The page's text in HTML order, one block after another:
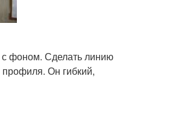
с фоном. Сделать линию
Он гибкий,